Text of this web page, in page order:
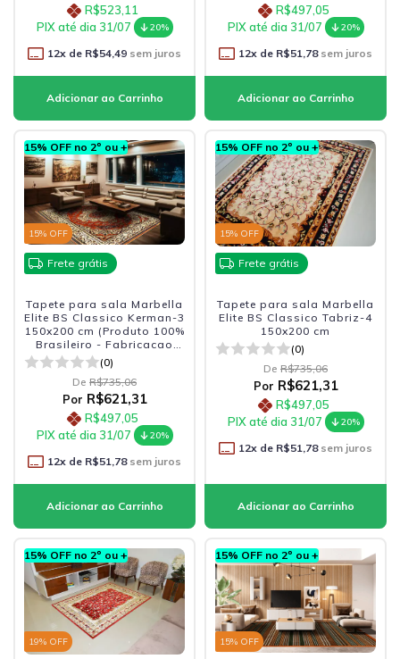
R$523,11
PIX até dia 31/07
20%
12x de R$54,49 sem juros
R$497,05
PIX até dia 31/07
20%
12x de R$51,78sem juros
15% OFF no 2º ou +
15% OFF
Frete grátis
Tapete para sala Marbella
Elite BS Classico Kerman-3
150x200 cm (Produto 100%
Brasileiro - Fabricacao
Nacional)
(0)
De R$735,06
Por R$621,31
R$497,05
PIX até dia 31/07
20%
12x de R$51,78sem juros
15% OFF no 2º ou +
15% OFF
Frete grátis
Tapete para sala Marbella
Elite BS Classico Tabriz-4
150x200 cm
(0)
De R$735,06
Por R$621,31
R$497,05
PIX até dia 31/07
20%
12x de R$51,78sem juros
15% OFF no 2º ou +
19% OFF
15% OFF no 2º ou +
15% OFF